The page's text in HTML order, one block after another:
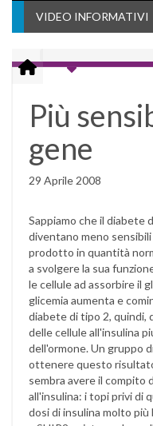
VIDEO INFORMATIVI
Più
gene
29 Aprile 2008
Sappiamo che il diabete
diventano meno
prodotto in quantità
a svolgere la sua
le cellule ad assorbire il
glicemia aumenta e
diabete di tipo 2, quindi,
delle cellule all'insulina
dell'ormone. Un gruppo
ottenere questo
sembra avere il compito
all'insulina: i topi privi di
dosi di insulina molto più